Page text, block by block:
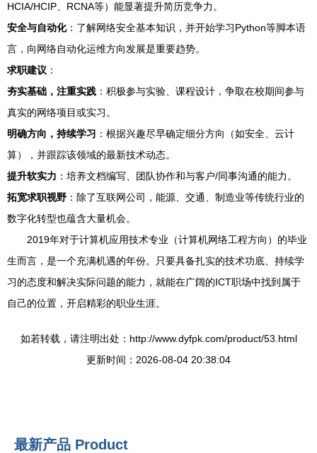
HCIA/HCIP、RCNA等）能显著提升简历竞争力。
安全与自动化：了解网络安全基本知识，并开始学习Python等脚本语
言，向网络自动化运维方向发展是重要趋势。
求职建议 ：
夯实基础，注重实践 ：积极参与实验、课程设计，争取在校期间参与
真实的网络项目或实习。
明确方向，持续学习 ：根据兴趣尽早确定细分方向（如安全、云计
算），并跟踪该领域的最新技术动态。
提升软实力 ：培养文档编写、团队协作和与客户/同事沟通的能力。
拓宽求职视野 ：除了互联网公司，能源、交通、制造业等传统行业的
数字化转型也蕴含大量机会。
2019年对于计算机应用技术专业（计算机网络工程方向）的毕业
生而言，是一个充满机遇的年份。只要具备扎实的技术功底、持续学
习的态度和解决实际问题的能力，就能在广阔的ICT职场中找到属于
自己的位置，开启精彩的职业生涯。
如若转载，请注明出处：http://www.dyfpk.com/product/53.html
更新时间：2026-08-04 20:38:04
最新产品 Product